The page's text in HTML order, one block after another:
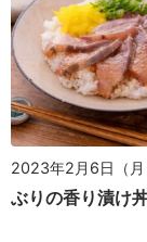
2023年2月6日（月
ぶりの香り漬け